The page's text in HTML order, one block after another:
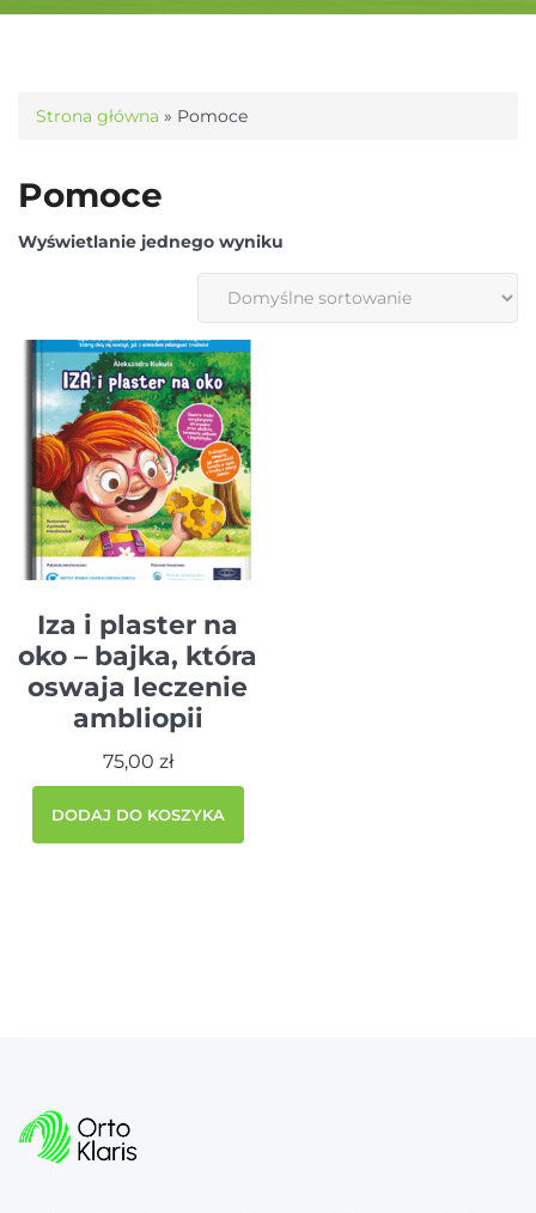
Strona główna » Pomoce
Pomoce
Wyświetlanie jednego wyniku
Iza i plaster na
oko – bajka, która
oswaja leczenie
ambliopii
75,00 zł
DODAJ DO KOSZYKA